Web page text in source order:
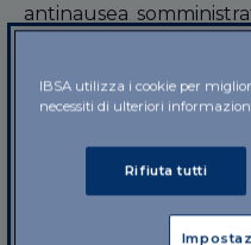
antinausea
sapeva che solo una
mentre l’altra
angiogenesi (cioè
sanguigni),
IBSA utilizza i cookie per
necessiti di ulteriori
Rifiuta tutti